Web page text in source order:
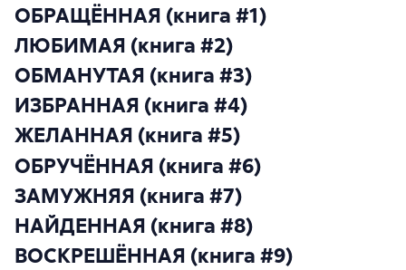
ОБРАЩЁННАЯ (книга #1)
ЛЮБИМАЯ (книга #2)
ОБМАНУТАЯ (книга #3)
ИЗБРАННАЯ (книга #4)
ЖЕЛАННАЯ (книга #5)
ОБРУЧЁННАЯ (книга #6)
ЗАМУЖНЯЯ (книга #7)
НАЙДЕННАЯ (книга #8)
ВОСКРЕШЁННАЯ (книга #9)